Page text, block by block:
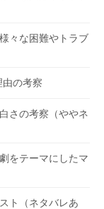
々な困難やトラブ
の考察
さの考察（ややネ
をテーマにしたマ
ト（ネタバレあ